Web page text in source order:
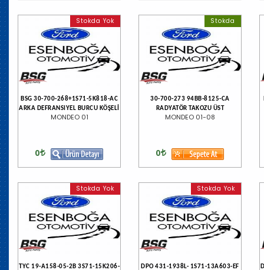
Stokda Yok
BSG 30-700-268+1S71-5K818-AC
ARKA DEFRANSIYEL BURCU KÖŞELİ
MONDEO 01
0
Stokda
30-700-273 94BB-8125-CA
RADYATÖR TAKOZU ÜST
MONDEO 01-08
0
Stokda Yok
TYC 19-A158-05-2B 3S71-15K206-
Stokda Yok
DPO 431-1938L- 1S71-13A603-EF